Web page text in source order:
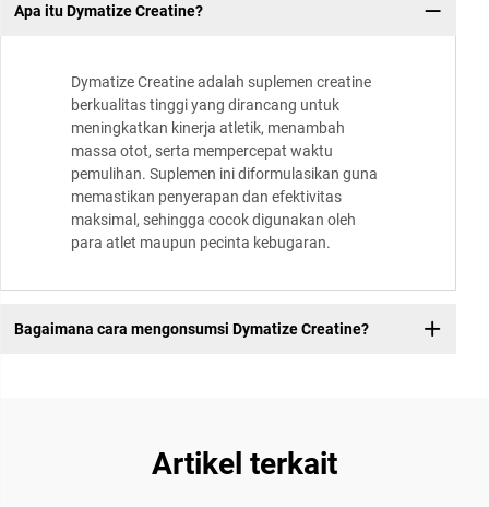
Apa itu Dymatize Creatine?
Dymatize Creatine adalah suplemen creatine
berkualitas tinggi yang dirancang untuk
meningkatkan kinerja atletik, menambah
massa otot, serta mempercepat waktu
pemulihan. Suplemen ini diformulasikan guna
memastikan penyerapan dan efektivitas
maksimal, sehingga cocok digunakan oleh
para atlet maupun pecinta kebugaran.
Bagaimana cara mengonsumsi Dymatize Creatine?
Artikel terkait